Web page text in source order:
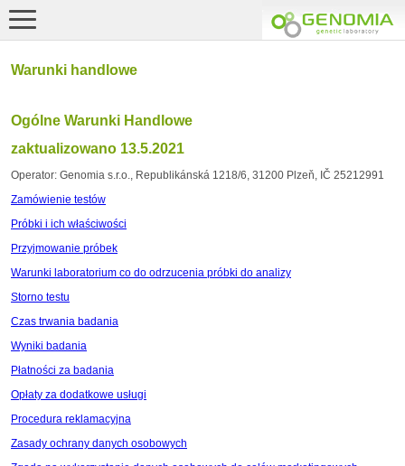
Warunki handlowe
Ogólne Warunki Handlowe
zaktualizowano 13.5.2021
Operator: Genomia s.r.o., Republikánská 1218/6, 31200 Plzeň, IČ 25212991
Zamówienie testów
Próbki i ich właściwości
Przyjmowanie próbek
Warunki laboratorium co do odrzucenia próbki do analizy
Storno testu
Czas trwania badania
Wyniki badania
Płatności za badania
Opłaty za dodatkowe usługi
Procedura reklamacyjna
Zasady ochrany danych osobowych